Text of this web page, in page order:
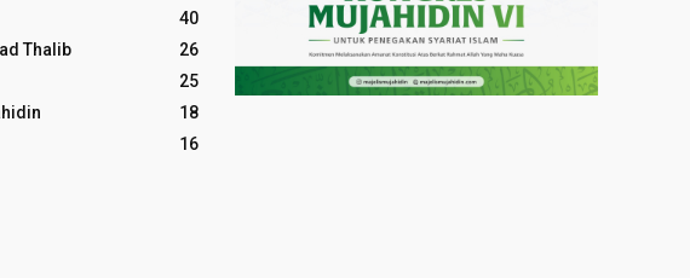
40
Thalib
26
25
18
16